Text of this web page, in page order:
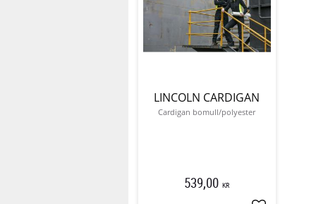
LINCOLN CARDIGAN
Cardigan bomull/polyester
539,00 KR